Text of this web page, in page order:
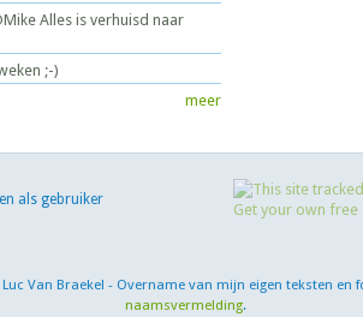
Alles is verhuisd naar
;-)
meer
als gebruiker
Luc Van Braekel - Overname van mijn eigen teksten en
naamsvermelding.